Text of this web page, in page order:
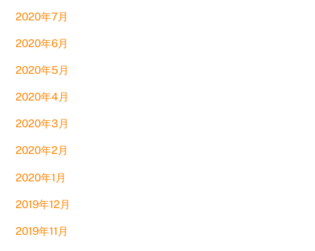
2020年7月
2020年6月
2020年5月
2020年4月
2020年3月
2020年2月
2020年1月
2019年12月
2019年11月